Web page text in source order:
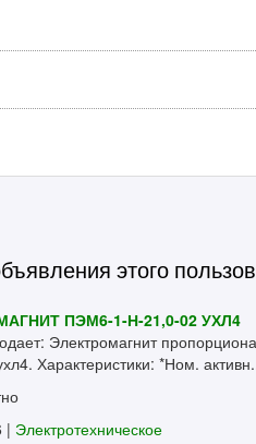
этого
ПЭМ6-1-Н-21,0-02 УХЛ4
Электромагнит
Характеристики: *Ном.
| Электротехническое